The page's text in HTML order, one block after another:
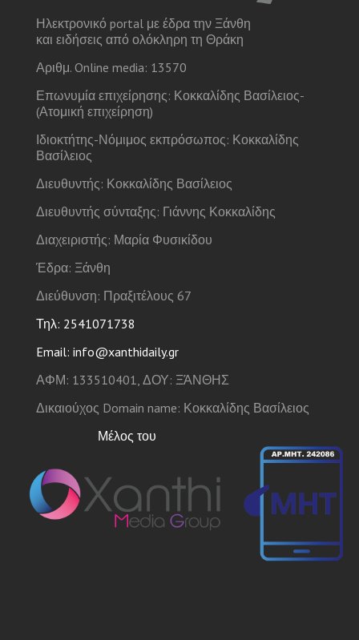
Ηλεκτρονικό portal με έδρα την Ξάνθη
και ειδήσεις από ολόκληρη τη Θράκη
Αριθμ. Online media: 13570
Επωνυμία επιχείρησης: Κοκκαλίδης Βασίλειος-
(Ατομική επιχείρηση)
Ιδιοκτήτης-Νόμιμος εκπρόσωπος: Κοκκαλίδης
Βασίλειος
Διευθυντής: Κοκκαλίδης Βασίλειος
Διευθυντής σύνταξης: Γιάννης Κοκκαλίδης
Διαχειριστής: Μαρία Φυσικίδου
Έδρα: Ξάνθη
Διεύθυνση: Πραξιτέλους 67
Τηλ: 2541071738
Email: info@xanthidaily.gr
ΑΦΜ: 133510401, ΔΟΥ: ΞΆΝΘΗΣ
Δικαιούχος Domain name: Κοκκαλίδης Βασίλειος
Μέλος του